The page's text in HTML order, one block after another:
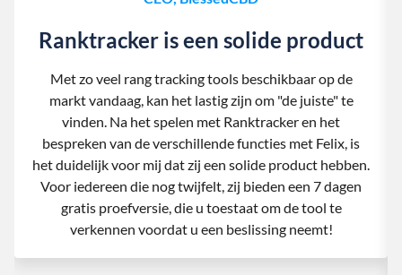
Ranktracker is een solide product
Met zo veel rang tracking tools beschikbaar op de
markt vandaag, kan het lastig zijn om "de juiste" te
vinden. Na het spelen met Ranktracker en het
bespreken van de verschillende functies met Felix, is
het duidelijk voor mij dat zij een solide product hebben.
Voor iedereen die nog twijfelt, zij bieden een 7 dagen
gratis proefversie, die u toestaat om de tool te
verkennen voordat u een beslissing neemt!